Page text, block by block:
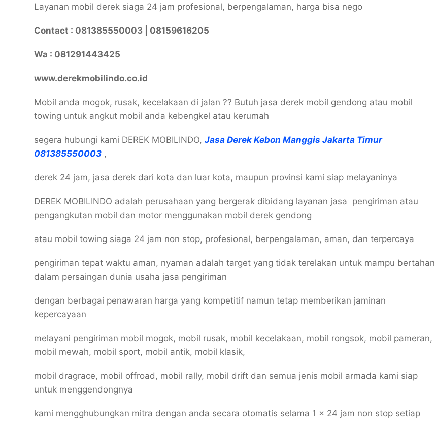
Layanan mobil derek siaga 24 jam profesional, berpengalaman, harga bisa nego
Contact : 081385550003 | 08159616205
Wa : 081291443425
www.derekmobilindo.co.id
Mobil anda mogok, rusak, kecelakaan di jalan ?? Butuh jasa derek mobil gendong atau mobil
towing untuk angkut mobil anda kebengkel atau kerumah
segera hubungi kami DEREK MOBILINDO, Jasa Derek Kebon Manggis Jakarta Timur
081385550003 ,
derek 24 jam, jasa derek dari kota dan luar kota, maupun provinsi kami siap melayaninya
DEREK MOBILINDO adalah perusahaan yang bergerak dibidang layanan jasa pengiriman atau
pengangkutan mobil dan motor menggunakan mobil derek gendong
atau mobil towing siaga 24 jam non stop, profesional, berpengalaman, aman, dan terpercaya
pengiriman tepat waktu aman, nyaman adalah target yang tidak terelakan untuk mampu bertahan
dalam persaingan dunia usaha jasa pengiriman
dengan berbagai penawaran harga yang kompetitif namun tetap memberikan jaminan
kepercayaan
melayani pengiriman mobil mogok, mobil rusak, mobil kecelakaan, mobil rongsok, mobil pameran,
mobil mewah, mobil sport, mobil antik, mobil klasik,
mobil dragrace, mobil offroad, mobil rally, mobil drift dan semua jenis mobil armada kami siap
untuk menggendongnya
kami mengghubungkan mitra dengan anda secara otomatis selama 1 x 24 jam non stop setiap